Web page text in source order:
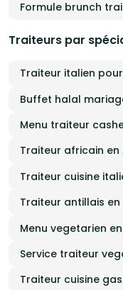
Formule brunch
Traiteurs par
Traiteur italien
Buffet halal
Menu traiteur
Traiteur africain en
Traiteur cuisine
Traiteur antillais
Menu vegetarien
Service traiteur
Traiteur cuisine